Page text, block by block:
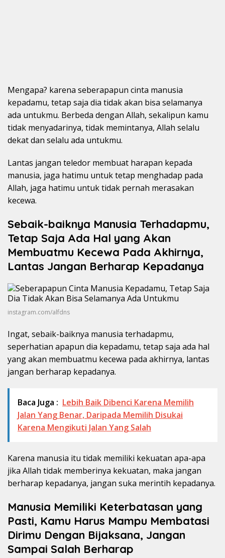
Mengapa? karena seberapapun cinta manusia
kepadamu, tetap saja dia tidak akan bisa selamanya
ada untukmu. Berbeda dengan Allah, sekalipun kamu
tidak menyadarinya, tidak memintanya, Allah selalu
dekat dan selalu ada untukmu.
Lantas jangan teledor membuat harapan kepada
manusia, jaga hatimu untuk tetap menghadap pada
Allah, jaga hatimu untuk tidak pernah merasakan
kecewa.
Sebaik-baiknya Manusia Terhadapmu,
Tetap Saja Ada Hal yang Akan
Membuatmu Kecewa Pada Akhirnya,
Lantas Jangan Berharap Kepadanya
instagram.com/alfdns
Ingat, sebaik-baiknya manusia terhadapmu,
seperhatian apapun dia kepadamu, tetap saja ada hal
yang akan membuatmu kecewa pada akhirnya, lantas
jangan berharap kepadanya.
Baca Juga : Lebih Baik Dibenci Karena Memilih
Jalan Yang Benar, Daripada Memilih Disukai
Karena Mengikuti Jalan Yang Salah
Karena manusia itu tidak memiliki kekuatan apa-apa
jika Allah tidak memberinya kekuatan, maka jangan
berharap kepadanya, jangan suka merintih kepadanya.
Manusia Memiliki Keterbatasan yang
Pasti, Kamu Harus Mampu Membatasi
Dirimu Dengan Bijaksana, Jangan
Sampai Salah Berharap